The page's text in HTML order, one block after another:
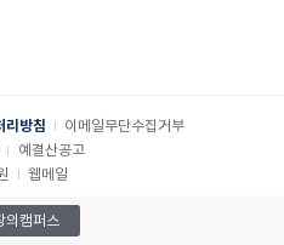
리방침
이메일무단수집거부
예결산공고
웹메일
의캠퍼스